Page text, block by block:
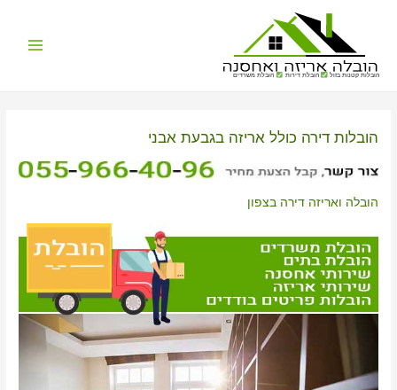
הובלות קטנות בזול הובלת דירות הובלת משרדים
הובלות דירה כולל אריזה בגבעת אבני
הובלה ואריזה דירה בצפון